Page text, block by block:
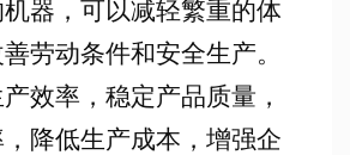
器，可以减轻繁重的体
劳动条件和安全生产。
效率，稳定产品质量，
降低生产成本，增强企